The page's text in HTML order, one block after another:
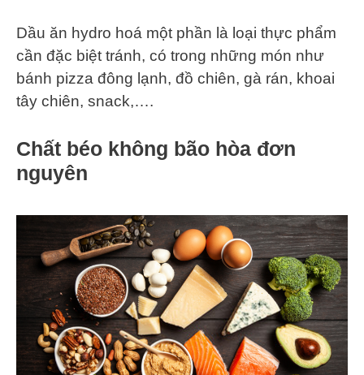
Dầu ăn hydro hoá một phần là loại thực phẩm
cần đặc biệt tránh, có trong những món như
bánh pizza đông lạnh, đồ chiên, gà rán, khoai
tây chiên, snack,….
Chất béo không bão hòa đơn
nguyên